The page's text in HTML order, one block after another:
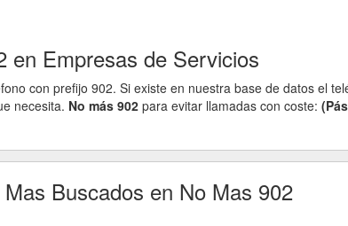
en Empresas de Servicios
con prefijo 902. Si existe en nuestra base de datos el
necesita. No más 902 para evitar llamadas con coste:
Buscados en No Mas 902